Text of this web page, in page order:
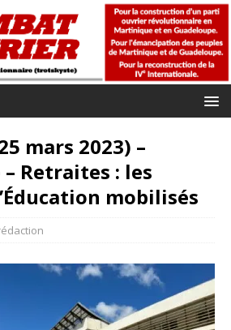
mars 2023) –
Retraites : les
mobilisés